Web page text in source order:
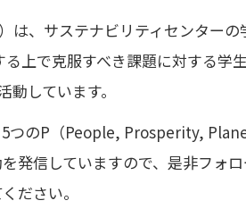
、サステナビリティセンター
上で克服すべき課題に対する
しています。
5つのP（People, Prosperity,
発信していますので、是非フォ
ださい。